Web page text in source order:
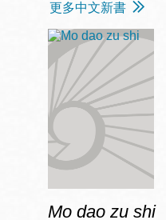
更多中文新書
Mo dao zu shi